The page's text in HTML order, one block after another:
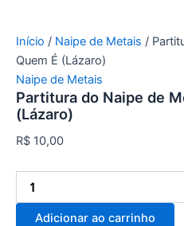
Início / Naipe de Metais /
Quem É (Lázaro)
Naipe de Metais
Partitura do Naipe de
(Lázaro)
R$ 10,00
Adicionar ao carrinho